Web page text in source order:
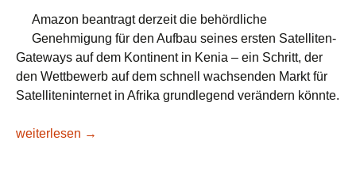
Amazon beantragt derzeit die behördliche
Genehmigung für den Aufbau seines ersten Satelliten-
Gateways auf dem Kontinent in Kenia – ein Schritt, der
den Wettbewerb auf dem schnell wachsenden Markt für
Satelliteninternet in Afrika grundlegend verändern könnte.
Jeff Bezos fordert Elon Musks Starlink in Afrika heraus –
weiterlesen →